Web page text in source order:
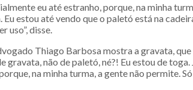
eu até estranho, porque, na minha
estou até vendo que o paletó está na
uso”, disse.
Thiago Barbosa mostra a gravata,
gravata, não de paletó, né?! Eu estou de
na minha turma, a gente não permite.